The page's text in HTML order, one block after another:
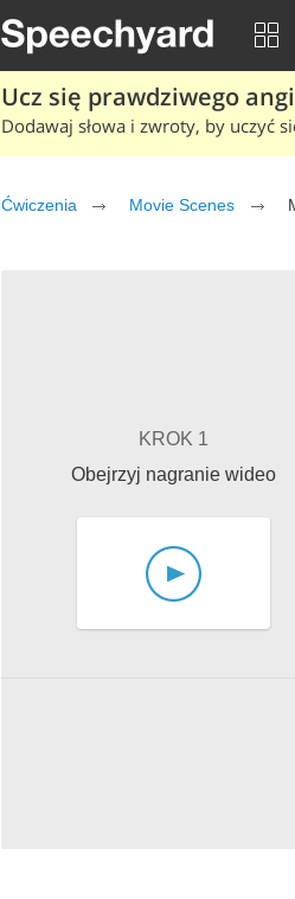
Ucz się prawdziwego
Dodawaj słowa i zwroty, by uczyć
Ćwiczenia Movie Scenes
KROK 1
Obejrzyj nagranie wideo